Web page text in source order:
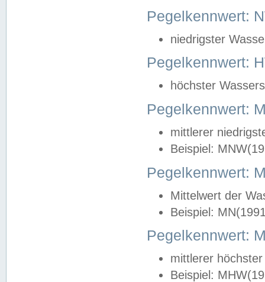
Pegelkennwert:
niedrigster
Pegelkennwert:
höchster
Pegelkennwert:
mittlerer
Beispiel:
Pegelkennwert:
Mittelwert der
Beispiel:
Pegelkennwert:
mittlerer
Beispiel: